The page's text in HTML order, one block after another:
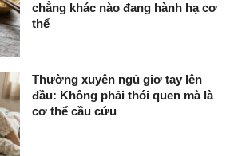
chẳng khác nào đang hành hạ cơ
thể
Thường xuyên ngủ giơ tay lên
đầu: Không phải thói quen mà là
cơ thể cầu cứu